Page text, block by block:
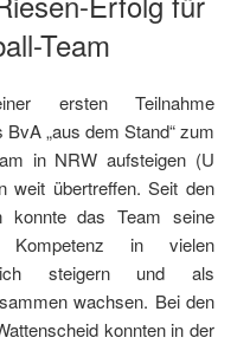
Team
ersten Teilnahme
„aus dem Stand“ zum
in NRW aufsteigen (U
weit übertreffen. Seit den
konnte das Team seine
Kompetenz in vielen
steigern und als
wachsen. Bei den
konnten in der